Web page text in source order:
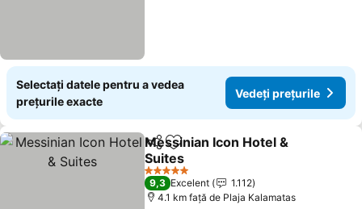
Selectați datele pentru a vedea
prețurile exacte
Vedeți prețurile
DistribuițiAdăugaţi la favorite
Messinian Icon Hotel &
Suites
5 Stele
9,3 Excelent
1.112
4.1 km faţă de Plaja Kalamatas